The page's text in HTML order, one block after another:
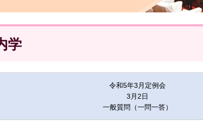
学
令和5年3月定例会
3月2日
一般質問（一問一答）